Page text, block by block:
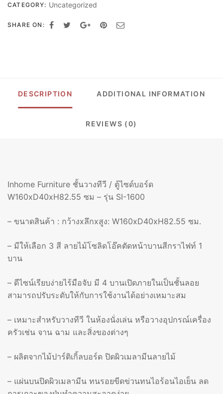
ตู้
ไซด์
1600
QUANTITY
CATEGORY: Uncategorized
SHARE ON:
DESCRIPTION ADDITIONAL INFORMATION
REVIEWS (0)
Inhome Furniture ชั้นวางทีวี / ตู้ไซด์บอร์ด
W160xD40xH82.55 ซม – รุ่น SI-1600
– ขนาดสินค้า : กว้างxลึกxสูง: W160xD40xH82.55 ซม.
– มีให้เลือก 3 สี ลายไม้โซลิดโอ๊คตัดหน้าบานสีกราไฟท์ 1
บาน
– ดีไซน์เรียบง่ายไร้มือจับ มี 4 บานเปิดภายในเป็นชั้นลอย
สามารถปรับระดับให้กับการใช้งานได้อย่างเหมาะสม
– เหมาะสำหรับวางทีวี ในห้องนั่งเล่น หรือวางอุปกรณ์เครื่อง
ครัวเช่น จาน ฉาม และสิ่งของต่างๆ
– ผลิตจากไม้ปาร์ติเกิ้ลบอร์ด ปิดผิวเมลามีนลายไม้
– แผ่นบนปิดผิวเมลามีน ทนรอยขีดข่วนทนไอร้อนไอเย็น ลด